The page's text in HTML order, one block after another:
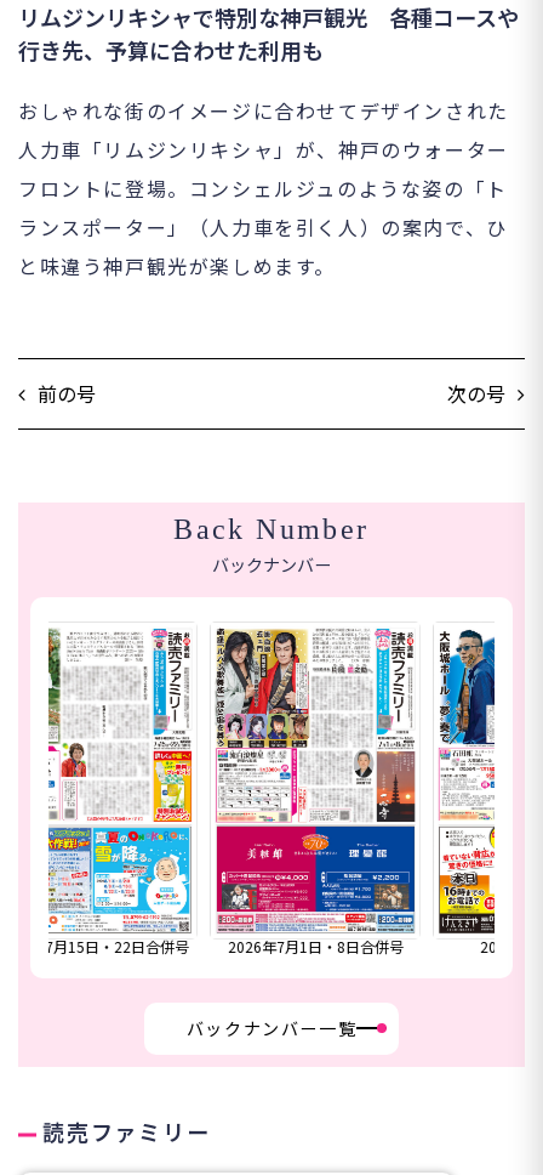
リムジンリキシャで特別な神戸観光 各種コースや
行き先、予算に合わせた利用も
おしゃれな街のイメージに合わせてデザインされた
人力車「リムジンリキシャ」が、神戸のウォーター
フロントに登場。コンシェルジュのような姿の「ト
ランスポーター」（人力車を引く人）の案内で、ひ
と味違う神戸観光が楽しめます。
前の号 次の号
Back Number
バックナンバー
2026年6月24日号 2026年6月17日号
バックナンバー一覧
読売ファミリー